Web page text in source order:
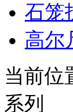
石笼
高尔
当前位
系列